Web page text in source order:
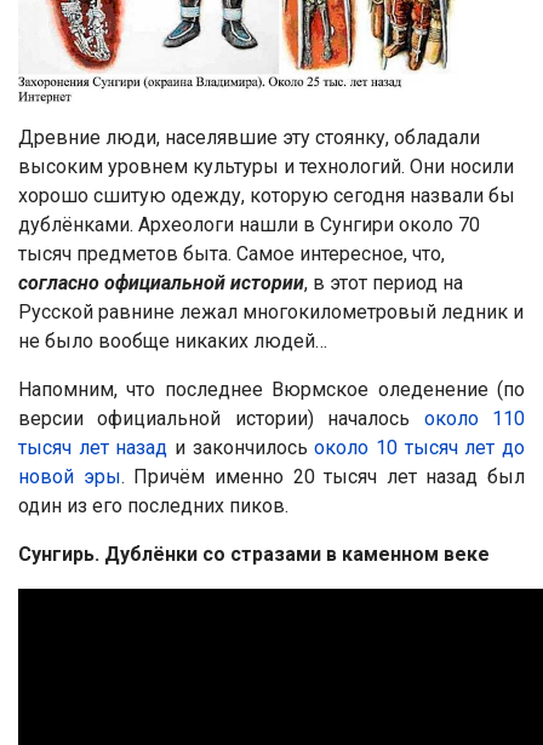
Древние люди, населявшие эту стоянку, обладали
высоким уровнем культуры и технологий. Они носили
хорошо сшитую одежду, которую сегодня назвали бы
дублёнками. Археологи нашли в Сунгири около 70
тысяч предметов быта. Самое интересное, что,
согласно официальной истории, в этот период на
Русской равнине лежал многокилометровый ледник и
не было вообще никаких людей…
Напомним, что последнее Вюрмское оледенение (по
версии официальной истории) началось около 110
тысяч лет назад и закончилосьоколо 10 тысяч лет до
новой эры. Причём именно 20 тысяч лет назад был
один из его последних пиков.
Сунгирь. Дублёнки со стразами в каменном веке